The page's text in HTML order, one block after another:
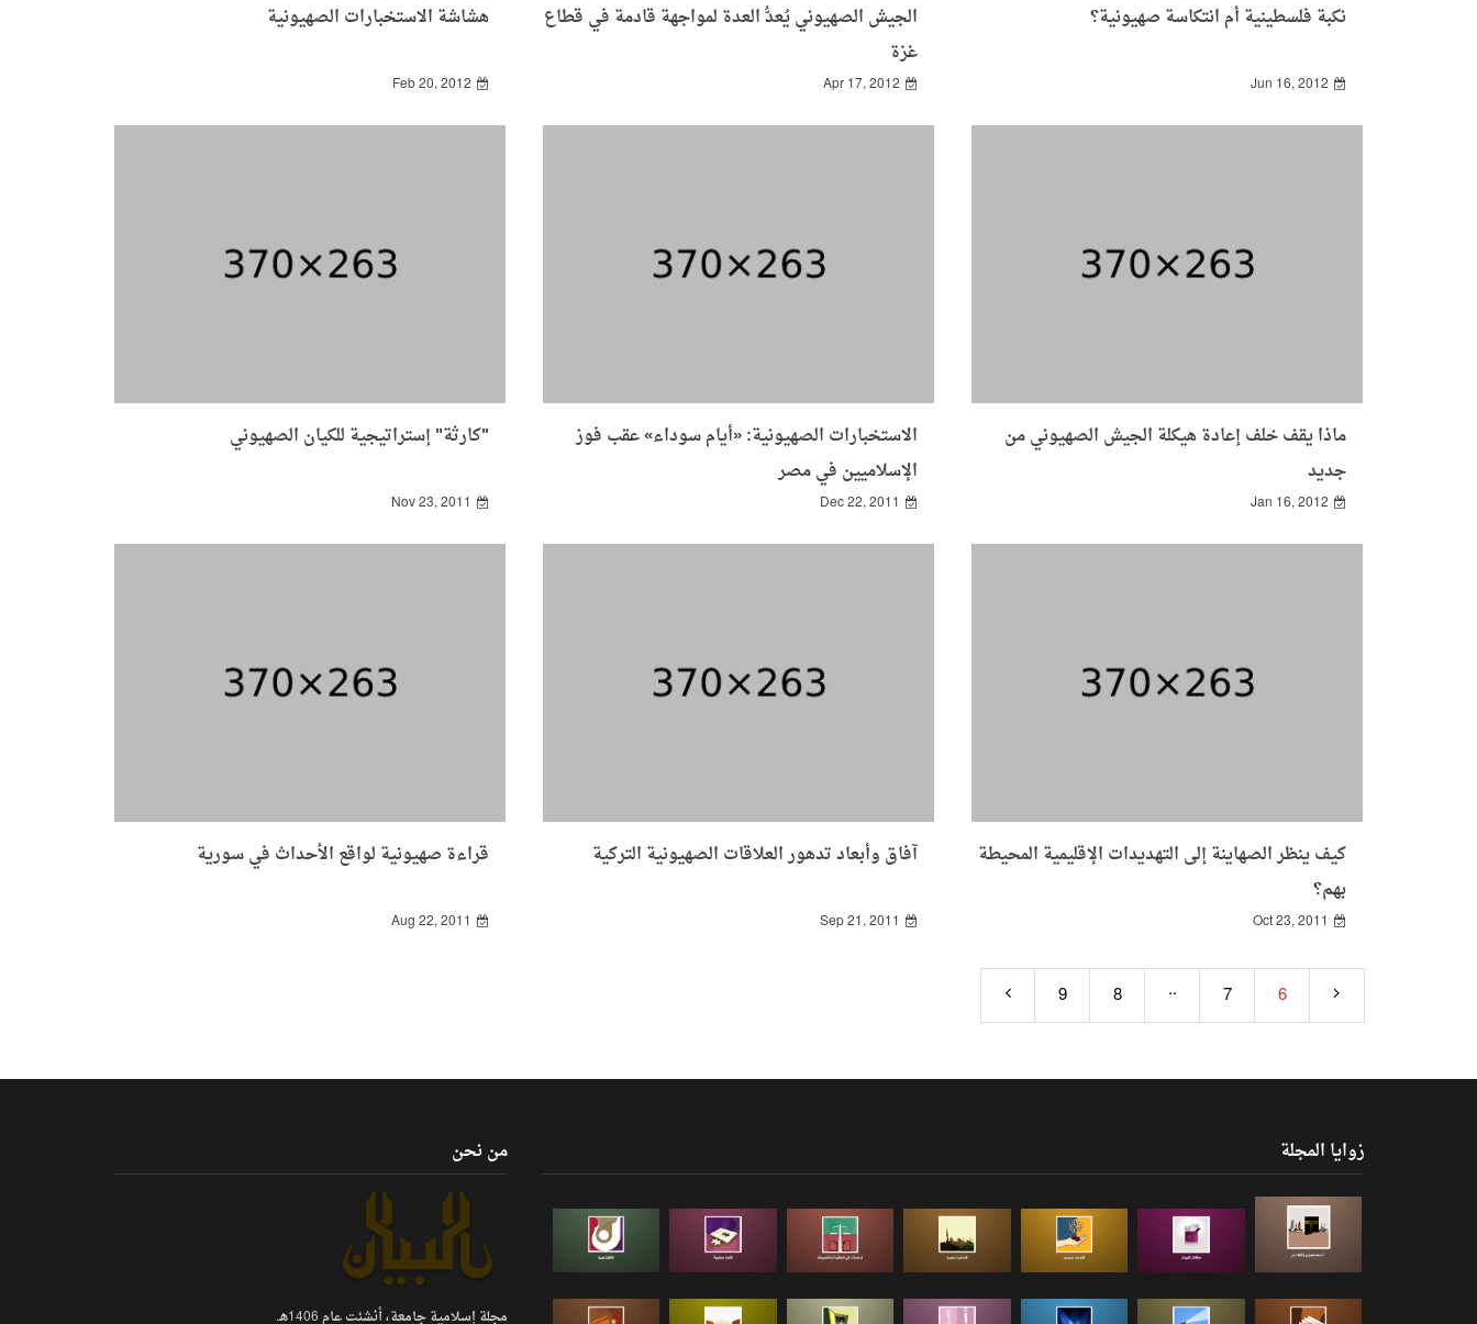
نكبة فلسطينية أم انتكاسة صهيونية؟
Jun 16, 2012
الجيش الصهيوني يُعدُّ العدة لمواجهة قادمة في قطاع
غزة
Apr 17, 2012
هشاشة الاستخبارات الصهيونية
Feb 20, 2012
ماذا يقف خلف إعادة هيكلة الجيش الصهيوني من
جديد
Jan 16, 2012
الاستخبارات الصهيونية: «أيام سوداء» عقب فوز
الإسلاميين في مصر
Dec 22, 2011
"كارثة" إستراتيجية للكيان الصهيوني
Nov 23, 2011
كيف ينظر الصهاينة إلى التهديدات الإقليمية المحيطة
بهم؟
Oct 23, 2011
آفاق وأبعاد تدهور العلاقات الصهيونية التركية
Sep 21, 2011
قراءة صهيونية لواقع الأحداث في سورية
Aug 22, 2011
6
7
..
8
9
زوايا المجلة من نحن
مجلة إسلامية جامعة، أنشئت عام 1406هـ.